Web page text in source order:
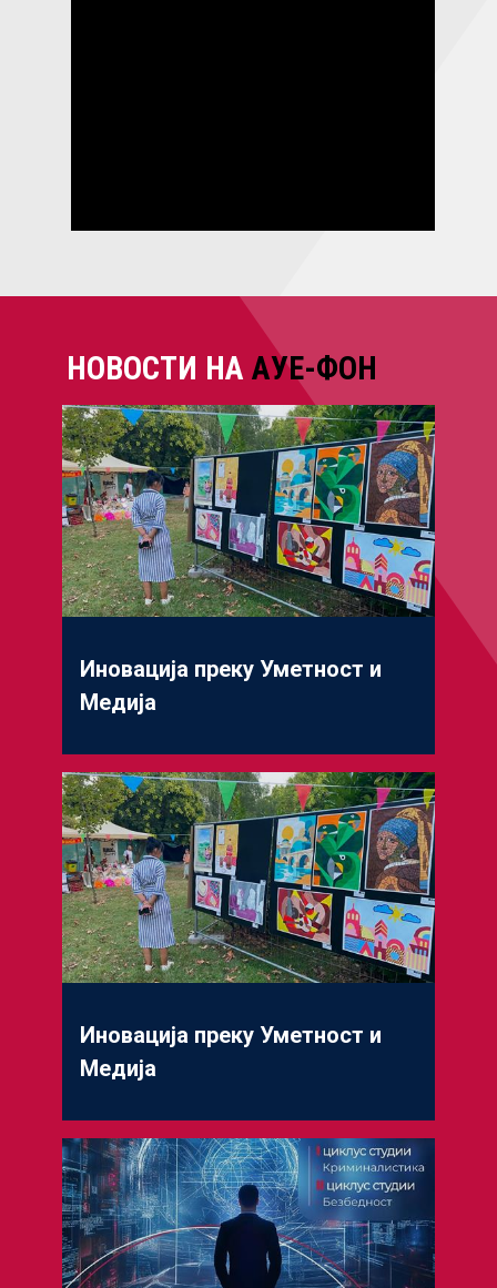
НОВОСТИ НА АУЕ-ФОН
Иновација преку Уметност и
Медија
Иновација преку Уметност и
Медија